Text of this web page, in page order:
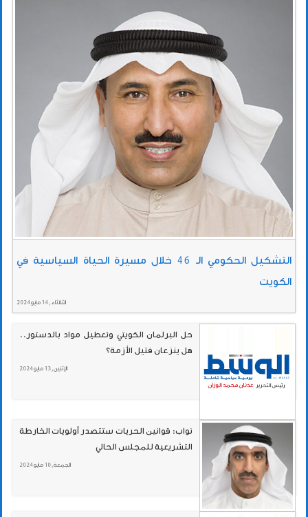
التشكيل الحكومي الـ 46 خلال مسيرة الحياة السياسية في
الكويت
الثلاثاء , 14 مايو 2024
حل البرلمان الكويتي وتعطيل مواد بالدستور..
هل ينزعان فتيل الأزمة؟
الإثنين , 13 مايو 2024
نواب: قوانين الحريات ستتصدر أولويات الخارطة
التشريعية للمجلس الحالي
الجمعة , 10 مايو 2024